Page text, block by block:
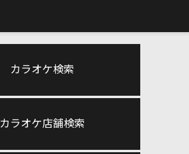
カラオケ検索
カラオケ店舗検索